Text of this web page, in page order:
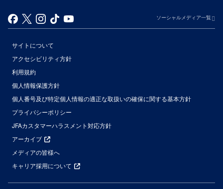
ソーシャルメディア一覧
サイトについて
アクセシビリティ方針
利用規約
個人情報保護方針
個人番号及び特定個人情報の適正な取扱いの確保に関する基本方針
プライバシーポリシー
JFAカスタマーハラスメント対応方針
アーカイブ
メディアの皆様へ
キャリア採用について